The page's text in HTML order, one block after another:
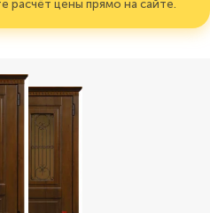
расчёт цены прямо на сайте.